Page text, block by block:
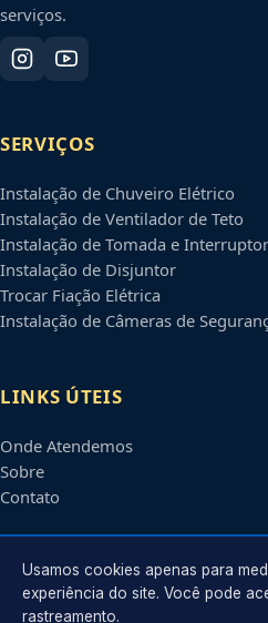
serviços.
SERVIÇOS
Instalação de Chuveiro Elétrico
Instalação de Ventilador de Teto
Instalação de Tomada e Interruptor
Instalação de Disjuntor
Trocar Fiação Elétrica
Instalação de Câmeras de
LINKS ÚTEIS
Onde Atendemos
Sobre
Contato
CONTATO
Usamos cookies apenas para
experiência do site. Você pode
rastreamento.